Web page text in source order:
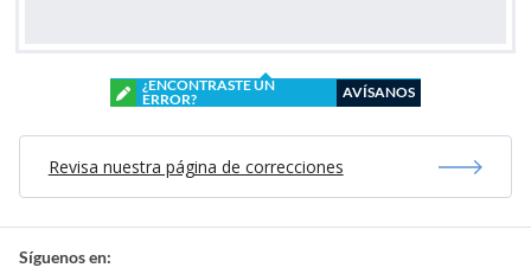
¿ENCONTRASTE UN
ERROR?
AVÍSANOS
Revisa nuestra página de correcciones
Síguenos en: